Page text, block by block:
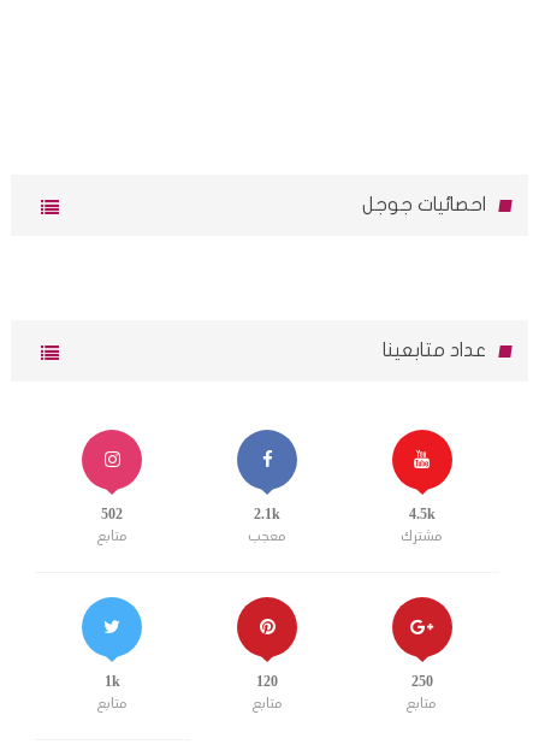
احصائيات جوجل
عداد متابعينا
502
متابع
2.1k
معجب
4.5k
مشترك
1k
متابع
120
متابع
250
متابع